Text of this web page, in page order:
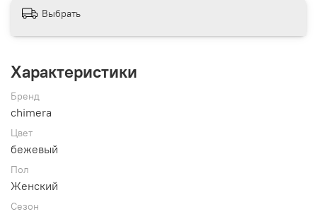
Выбрать
Характеристики
Бренд
chimera
Цвет
бежевый
Пол
Женский
Сезон